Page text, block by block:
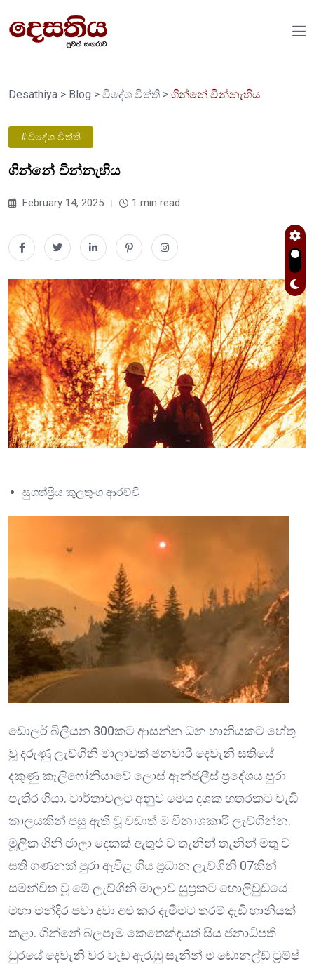
Desathiya > Blog > විදේශ විත්ති > ගින්නේ වින්නැහිය
#විදේශ විත්ති
ගින්නේ වින්නැහිය
February 14, 2025 1 min read
සුගත්ප්‍රිය කුලතුංග ආරච්චි
ඩොලර් බිලියන 300කට ආසන්න ධන හානියකට හේතු
වූ දරුණු ලැව්ගිනි මාලාවක් ජනවාරි දෙවැනි සතියේ
දකුණු කැලිෆෝනියාවේ ලොස් ඇන්ජලීස් ප්‍රදේශය පුරා
පැතිර ගියා. වාර්තාවලට අනුව මෙය දශක හතරකට වැඩි
කාලයකින් පසු ඇති වූ වඩාත් ම විනාශකාරී ලැව්ගින්න.
මූලික ගිනි ජාලා දෙකක් ඇතුළු ව තැනින් තැනින් මතු ව
සති ගණනක් පුරා ඇවිළ ගිය ප්‍රධාන ලැව්ගිනි 07කින්
සමන්විත වූ මේ ලැව්ගිනි මාලාව සුප්‍රකට හොලිවුඩයේ
මහා මන්දිර පවා දවා අළු කර දැමීමට තරම් දැඩි හානියක්
කළා. ගින්නේ බලපෑම කෙතෙක්දයත් සිය ජනාධිපති
ධුරයේ දෙවැනි වර වැඩ ඇරැඹු සැනින් ම ඩොනල්ඩ් ට්‍රම්ප්